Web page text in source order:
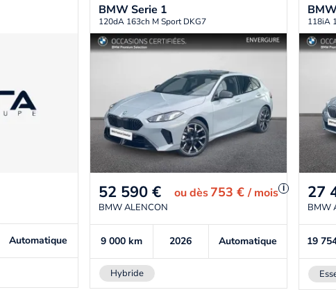
Automatique
BMWSerie 1
120dA 163ch M Sport DKG7
52 590 € oudès753 €/ mois i
BMW ALENCON
9 000 km 2026 Automatique
Hybride
118iA
27
BMW
19